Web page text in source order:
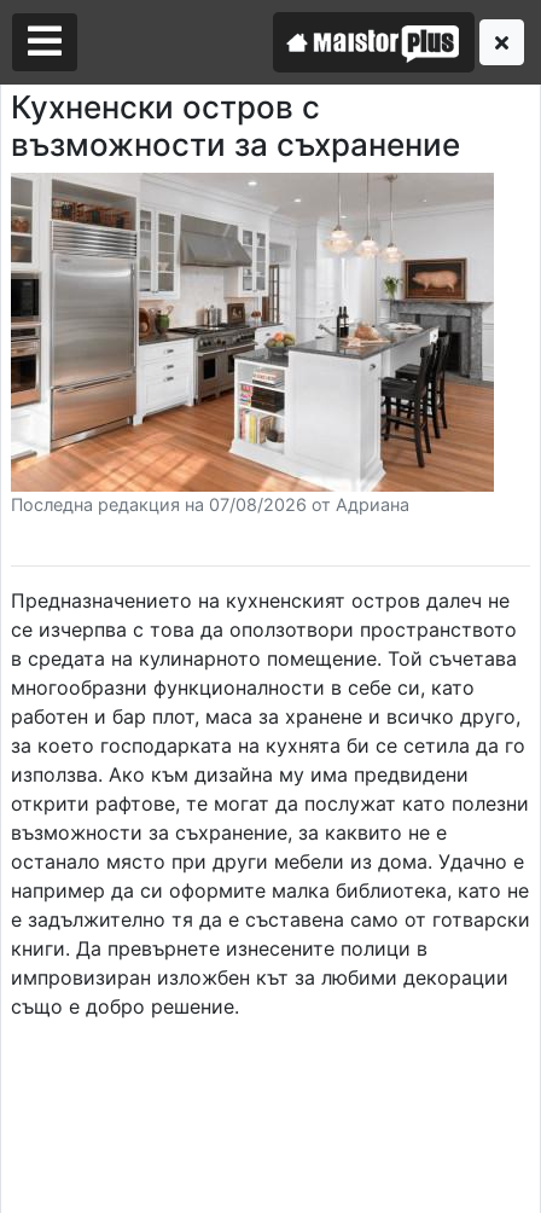
Кухненски остров с
възможности за съхранение
Последна редакция на 07/08/2026 от Адриана
Предназначението на кухненският остров далеч не
се изчерпва с това да оползотвори пространството
в средата на кулинарното помещение. Той съчетава
многообразни функционалности в себе си, като
работен и бар плот, маса за хранене и всичко друго,
за което господарката на кухнята би се сетила да го
използва. Ако към дизайна му има предвидени
открити рафтове, те могат да послужат като полезни
възможности за съхранение, за каквито не е
останало място при други мебели из дома. Удачно е
например да си оформите малка библиотека, като не
е задължително тя да е съставена само от готварски
книги. Да превърнете изнесените полици в
импровизиран изложбен кът за любими декорации
също е добро решение.
Аз съм майстор
Търся майстор